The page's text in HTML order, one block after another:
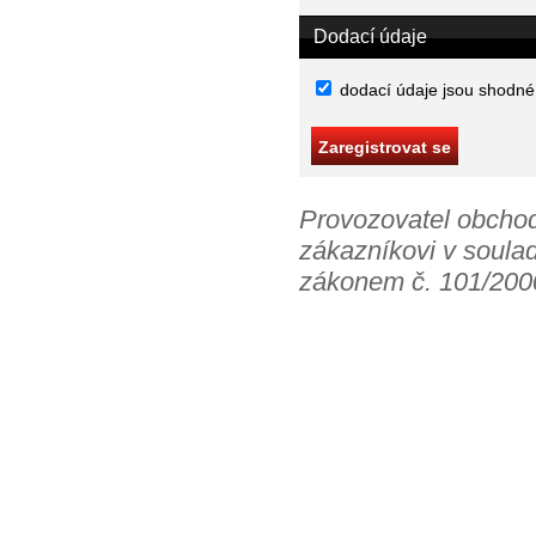
Dodací údaje
dodací údaje jsou
Provozovatel
zákazníkovi v
zákonem č. 101/